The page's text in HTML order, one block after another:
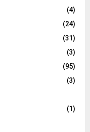
(4)
(24)
(31)
(3)
(95)
(3)
(1)